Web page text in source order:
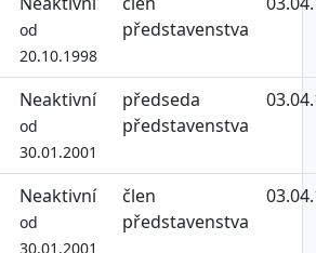
od
20.10.1998
představenstva
Neaktivní
od
30.01.2001
předseda
představenstva
Neaktivní
od
30.01.2001
člen
představenstva